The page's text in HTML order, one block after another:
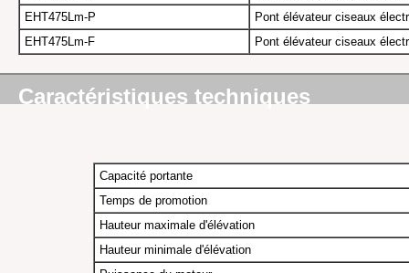
EHT475Lm-P
Pont élévateur ciseaux
EHT475Lm-F
Pont élévateur ciseaux
Caractéristiques techniques
Capacité portante
Temps de promotion
Hauteur maximale d'élévation
Hauteur minimale d'élévation